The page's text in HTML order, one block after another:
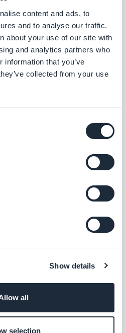
content and ads, to
and to analyse our traffic.
about your use of our site with
and analytics partners who
information that you’ve
collected from your use
Show details
all
selection
lomake ja lisää se
lomakkeet sovellukseesi
sisällön luomista OpenAI:n
PWA:n jäsennellyn